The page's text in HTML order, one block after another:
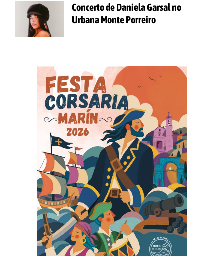
Concerto de Daniela Garsal no
Urbana Monte Porreiro